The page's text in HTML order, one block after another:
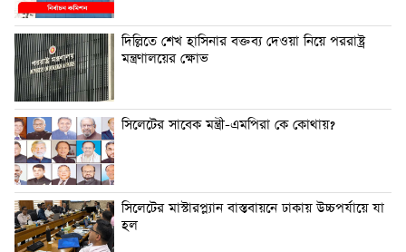
দিল্লিতে শেখ হাসিনার বক্তব্য দেওয়া নিয়ে পররাষ্ট্র
মন্ত্রণালয়ের ক্ষোভ
সিলেটের সাবেক মন্ত্রী-এমপিরা কে কোথায়?
সিলেটের মাস্টারপ্ল্যান বাস্তবায়নে ঢাকায় উচ্চপর্যায়ে যা
হল